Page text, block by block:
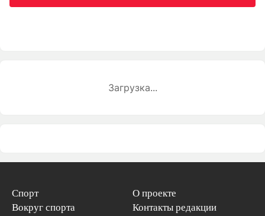
Загрузка...
Спорт
Вокруг спорта
О проекте
Контакты редакции